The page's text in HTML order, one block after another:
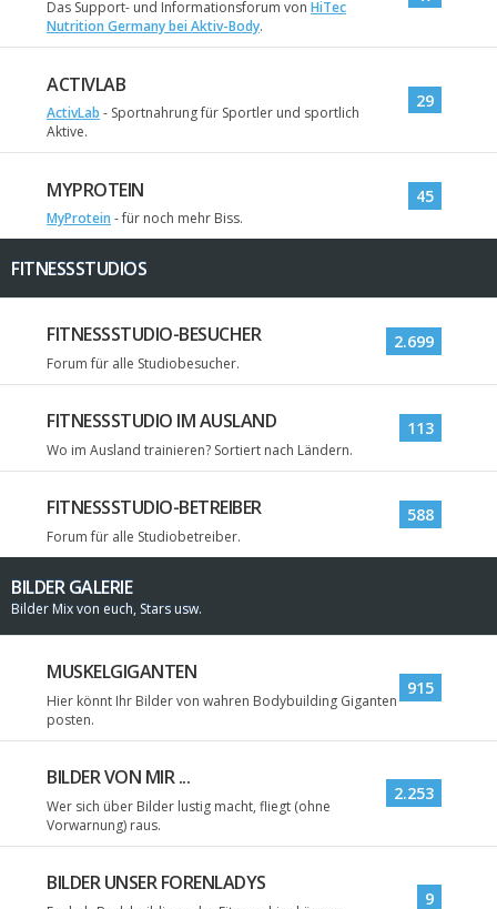
Das Support- und Informationsforum von HiTec
Nutrition Germany bei Aktiv-Body.
ACTIVLAB
ActivLab - Sportnahrung für Sportler und sportlich
Aktive.
29
MYPROTEIN
MyProtein - für noch mehr Biss.
45
FITNESSSTUDIOS
FITNESSSTUDIO-BESUCHER
Forum für alle Studiobesucher.
2.699
FITNESSSTUDIO IM AUSLAND
Wo im Ausland trainieren? Sortiert nach Ländern.
113
FITNESSSTUDIO-BETREIBER
Forum für alle Studiobetreiber.
588
BILDER GALERIE
Bilder Mix von euch, Stars usw.
MUSKELGIGANTEN
Hier könnt Ihr Bilder von wahren Bodybuilding Giganten
posten.
915
BILDER VON MIR ...
Wer sich über Bilder lustig macht, fliegt (ohne
Vorwarnung) raus.
2.253
BILDER UNSER FORENLADYS
9